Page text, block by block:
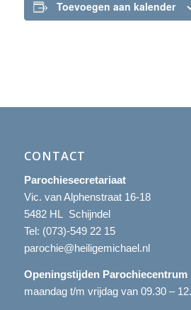
Toevoegen aan kalender
CONTACT
Parochiesecretariaat
Vic. van Alphenstraat 16-18
5482 HL Schijndel
Tel: (073)-549 22 15
parochie@heiligemichael.nl
Openingstijden Parochiecentrum
maandag t/m vrijdag van 09.30 –